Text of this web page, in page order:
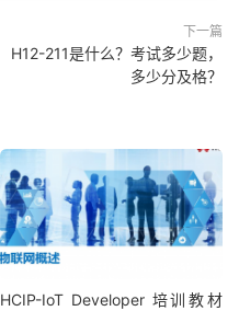
下一篇
H12-211是什么？考试多少题，
多少分及格？
HCIP-IoT Developer 培训教材